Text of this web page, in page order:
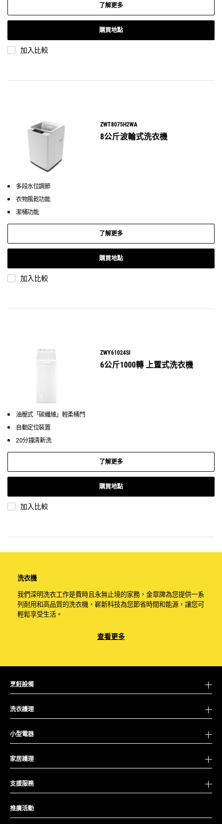
了解更多
購買地點
加入比較
ZWT8075H2WA
8公斤波輪式洗衣機
多段水位調節
衣物風乾功能
潔桶功能
了解更多
購買地點
加入比較
ZWY61024SI
6公斤1000轉 上置式洗衣機
油壓式「碳纖維」輕柔桶門
自動定位裝置
20分鐘清新洗
了解更多
購買地點
加入比較
洗衣機
我們深明洗衣工作是費時且永無止境的家務，金章牌為您提供一系
列耐用和高品質的洗衣機，嶄新科技為您節省時間和能源，讓您可
輕鬆享受生活。
保養(只限摩打零件部分)，是信心的保證。
讓您自主控制洗衣時間，不再受單一的洗衣程序限制，一切由您決
調節洗衣時間。
安靜、耐久且節能
只需20分鐘，即可快速清洗只有輕微髒污或合成纖維的衣物。
查看更多
烹飪設備
洗衣護理
小型電器
家居護理
支援服務
推廣活動